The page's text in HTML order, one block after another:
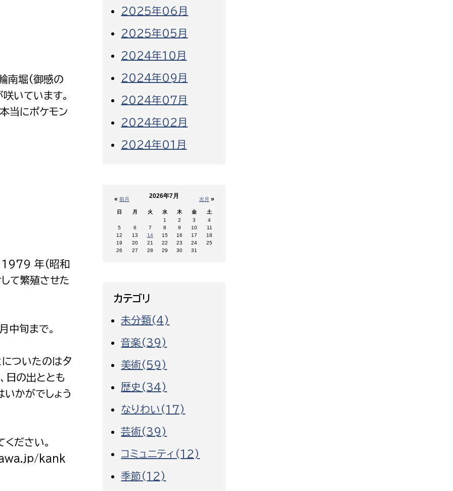
南堀(御感の
いています。
当にポケモン
1979 年(昭和
て繁殖させた
中旬まで。
ついたのは夕
日の出ととも
いかがでしょう
ださい。
kank
2025年06月
2025年05月
2024年10月
2024年09月
2024年07月
2024年02月
2024年01月
« 前月 次月 »
2026年7月
日 月 火 水 木 金
土
1
2 3
4
5
6 7 8 9 10
11
12
13 14 15 16 17
18
19
20 21 22 23 24
25
26
27 28 29 30 31
カテゴリ
未分類(4)
音楽(39)
美術(59)
歴史(34)
なりわい(17)
芸術(39)
コミュニティ(12)
季節(12)